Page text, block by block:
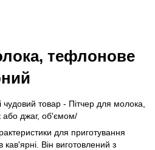
тефлонове
товар - Пітчер для молока,
або джаг, об'ємом/
для приготування
Він виготовлений з